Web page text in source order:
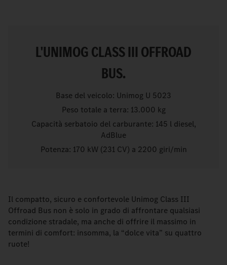
L'UNIMOG CLASS III OFFROAD
BUS.
Base del veicolo: Unimog U 5023
Peso totale a terra: 13.000 kg
Capacità serbatoio del carburante: 145 l diesel,
AdBlue
Potenza: 170 kW (231 CV) a 2200 giri/min
Il compatto, sicuro e confortevole Unimog Class III
Offroad Bus non è solo in grado di affrontare qualsiasi
condizione stradale, ma anche di offrire il massimo in
termini di comfort: insomma, la “dolce vita” su quattro
ruote!